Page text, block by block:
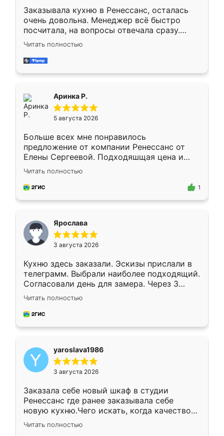
Заказывала кухню в Ренессанс, осталась
очень довольна. Менеджер всё быстро
посчитала, на вопросы отвечала сразу.
Замерщик приехал в субботу, подошёл к
делу со всей ответственностью. Собрали
за день, ребята работали аккуратно, даже
Читать полностью
Аринка Р.
5 августа 2026
Больше всех мне понравилось
предложение от компании Ренессанс от
Елены Сергеевой. Подходяшщая цена и
короткие сроки изготовления. Приехавший
для замера сотрудник Владислав
предложил по моему эскизу самый
Читать полностью
1
Ярослава
3 августа 2026
Кухню здесь заказали. Эскизы прислали в
телеграмм. Выбрали наиболее подходящий.
Согласовали день для замера. Через 3
недели кухня была уже готова. Остались
довольны работой. Спасибо Ренессанс
мебель за качественную работу!
Читать полностью
yaroslava1986
3 августа 2026
Заказала себе новый шкаф в студии
Ренессанс где ранее заказывала себе
новую кухню.Чего искать, когда качеством
вполне довольна. Служит кухня уже почти
два года, нареканий нет.
Читать полностью